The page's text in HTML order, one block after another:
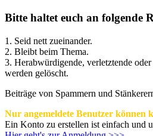
Bitte haltet euch an folgende
1. Seid nett zueinander.
2. Bleibt beim Thema.
3. Herabwürdigende, verletztende
werden gelöscht.
Beiträge von Spammern und
Nur angemeldete Benutzer können
Ein Konto zu erstellen ist einfach und